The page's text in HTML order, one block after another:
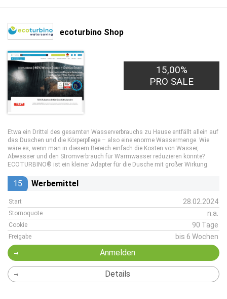
ecoturbino Shop
15,00%
PRO SALE
Etwa ein Drittel des gesamten Wasserverbrauchs zu Hause entfällt allein auf
das Duschen und die Körperpflege – also eine enorme Wassermenge. Wie
wäre es, wenn man in diesem Bereich einfach die Kosten von Wasser,
Abwasser und den Stromverbrauch für Warmwasser reduzieren könnte?
ECOTURBINO® ist ein kleiner Adapter für die Dusche mit großer Wirkung.
15 Werbemittel
Start 28.02.2024
Stornoquote n.a.
Cookie 90 Tage
Freigabe bis 6 Wochen
Anmelden
Details